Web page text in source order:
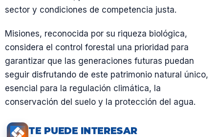
sector y condiciones de competencia justa.
Misiones, reconocida por su riqueza biológica,
considera el control forestal una prioridad para
garantizar que las generaciones futuras puedan
seguir disfrutando de este patrimonio natural único,
esencial para la regulación climática, la
conservación del suelo y la protección del agua.
TE PUEDE INTERESAR